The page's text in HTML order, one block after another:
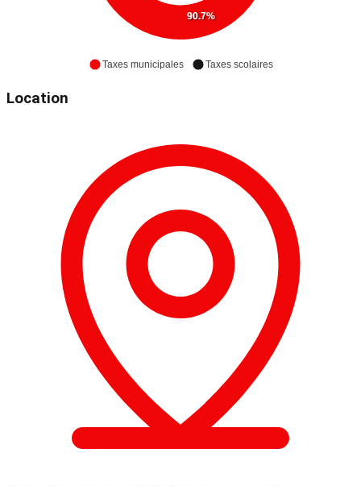
90.7%
Taxes municipales Taxes scolaires
Location